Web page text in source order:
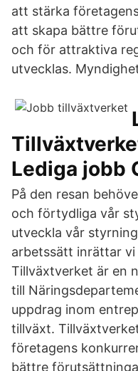
att stärka
att skapa bättre
och för attraktiva
utvecklas.
Lediga jobb
På den resan
och förtydliga vår
utveckla vår
arbetssätt inrättar
Tillväxtverket är en
till
uppdrag inom
tillväxt.
företagens
bättre